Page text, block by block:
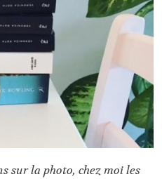
sur la photo, chez moi les